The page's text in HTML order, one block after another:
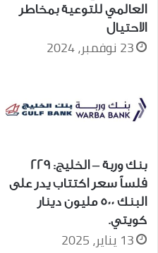
العالمي للتوعية بمخاطر
الاحتيال
23 نوفمبر، 2024
بنك وربة – الخليج: 229
فلساً سعر اكتتاب يدر على
البنك 500 مليون دينار
كويتي.
13 يناير، 2025